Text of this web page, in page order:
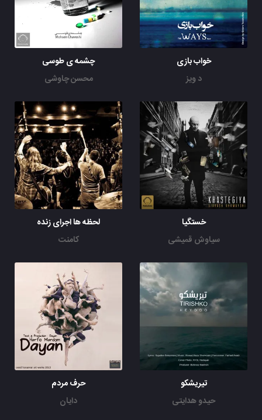
خواب بازی
د ویز
چشمه ی طوسی
محسن چاوشی
خستگیا
سیاوش قمیشی
لحظه ها اجرای زنده
کامنت
تیریشکو
حیدو هدایتی
حرف مردم
دایان